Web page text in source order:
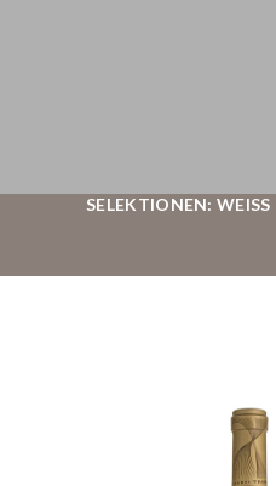
SELEKTIONEN: WEISS